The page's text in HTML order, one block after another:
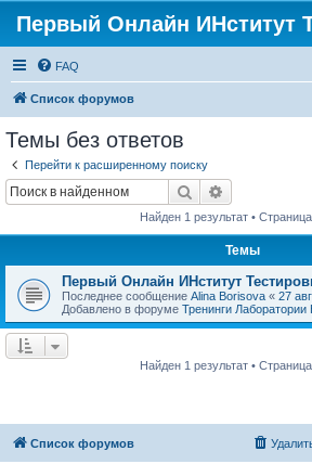
Первый Онлайн ИНститут
FAQ
Список форумов
Темы без ответов
Перейти к расширенному поиску
Поиск
Найден 1 результат • Страница
Темы
Первый Онлайн ИНститут
Последнее сообщение Alina Borisova « 27
Добавлено в форуме Тренинги Лаборатории
Найден 1 результат • Страница
Список форумов